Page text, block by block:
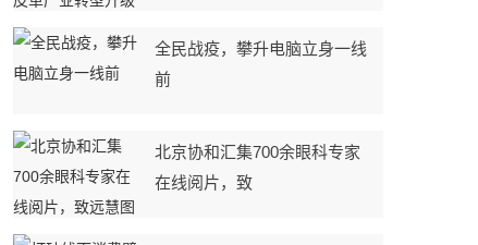
全民战疫，攀升电脑立身一线
前
北京协和汇集700余眼科专家
在线阅片，致